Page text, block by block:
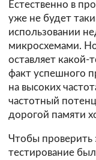
Естественно в
уже не будет
использовании
микросхемами.
оставляет какой-
факт успешного
на высоких
частотный
дорогой памяти
Чтобы проверить
тестирование